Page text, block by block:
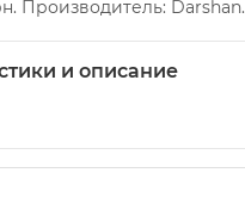
Производитель: Darshan.
и описание